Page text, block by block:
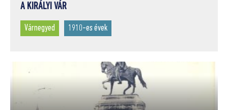
A KIRÁLYI VÁR
Várnegyed 1910-es évek